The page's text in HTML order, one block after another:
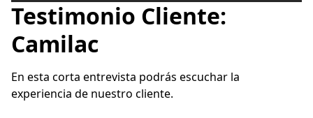
Testimonio Cliente:
Camilac
En esta corta entrevista podrás escuchar la
experiencia de nuestro cliente.